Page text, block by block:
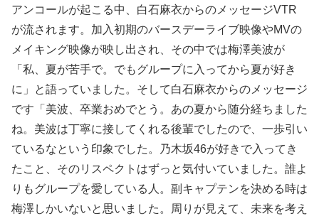
アンコールが起こる中、白石麻衣からのメッセージVTR
が流されます。加入初期のバースデーライブ映像やMVの
メイキング映像が映し出され、その中では梅澤美波が
「私、夏が苦手で。でもグループに入ってから夏が好き
に」と語っていました。そして白石麻衣からのメッセージ
です「美波、卒業おめでとう。あの夏から随分経ちました
ね。美波は丁寧に接してくれる後輩でしたので、一歩引い
ているなという印象でした。乃木坂46が好きで入ってき
たこと、そのリスペクトはずっと気付いていました。誰よ
りもグループを愛している人。副キャプテンを決める時は
梅澤しかいないと思いました。周りが見えて、未来を考え